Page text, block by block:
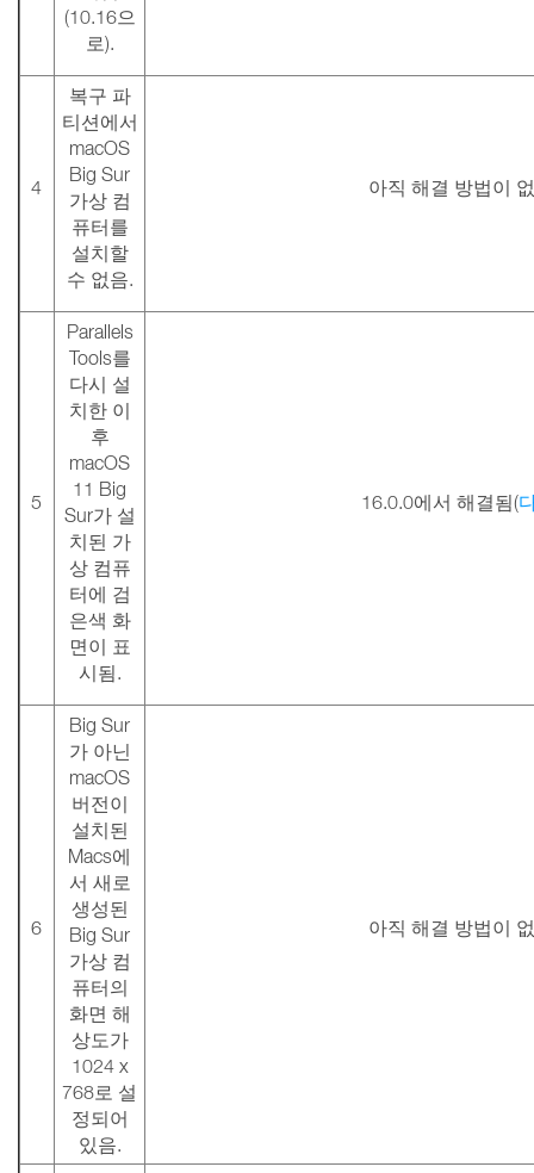
(10.16으
로).
4
복구 파
티션에서
macOS
Big Sur
가상 컴
퓨터를
설치할
수 없음.
아직 해결 방법이
5
Parallels
Tools를
다시 설
치한 이
후
macOS
11 Big
Sur가 설
치된 가
상 컴퓨
터에 검
은색 화
면이 표
시됨.
16.0.0에서 해결됨(
6
Big Sur
가 아닌
macOS
버전이
설치된
Macs에
서 새로
생성된
Big Sur
가상 컴
퓨터의
화면 해
상도가
1024 x
768로 설
정되어
있음.
아직 해결 방법이